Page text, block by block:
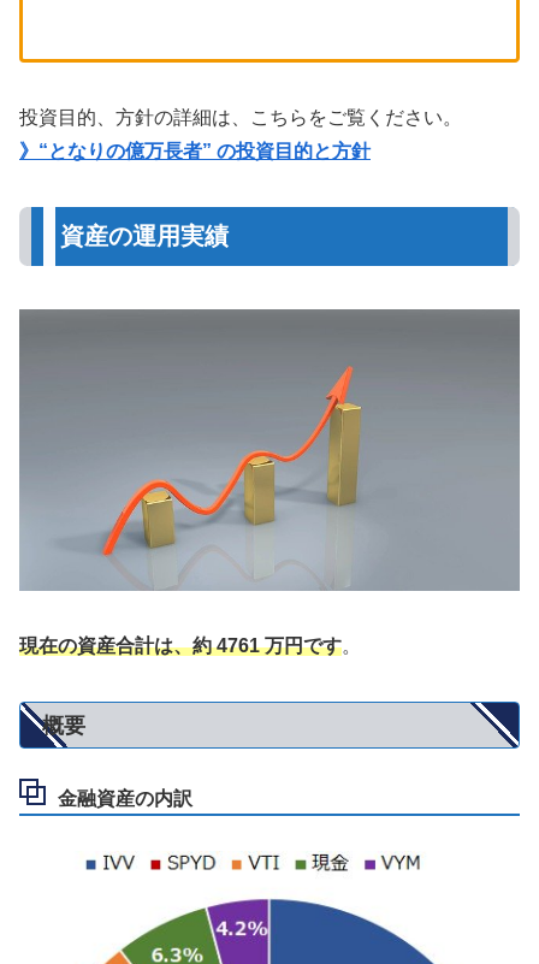
投資目的、方針の詳細は、こちらをご覧ください。
》“となりの億万長者” の投資目的と方針
資産の運用実績
現在の資産合計は、約 4761 万円です。
概要
金融資産の内訳